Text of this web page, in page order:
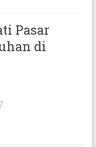
Pasar
di